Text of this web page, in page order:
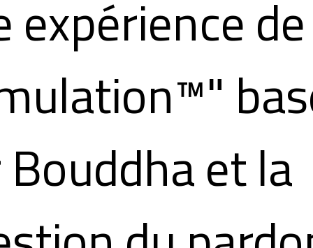
expérience de
et la